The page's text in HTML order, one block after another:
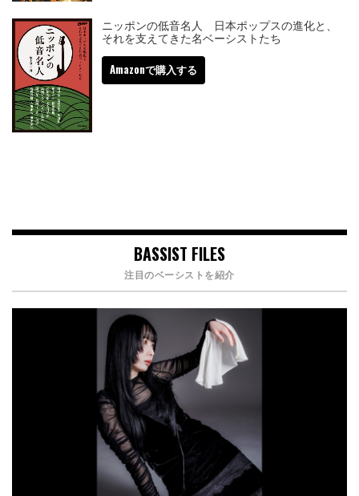
ニッポンの低音名人 日本ポップスの進化と、
それを支えてきた名ベーシストたち
Amazonで購入する
BASSIST FILES
注目のベーシストを紹介